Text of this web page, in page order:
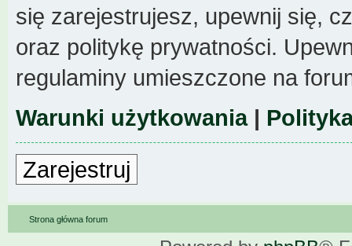
się zarejestrujesz, upewnij się,
oraz politykę prywatności.
regulaminy umieszczone na
Warunki użytkowania|
Zarejestruj
Strona główna forum